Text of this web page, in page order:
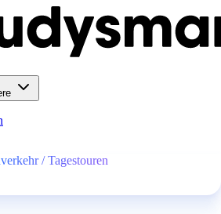
/ Tagestouren